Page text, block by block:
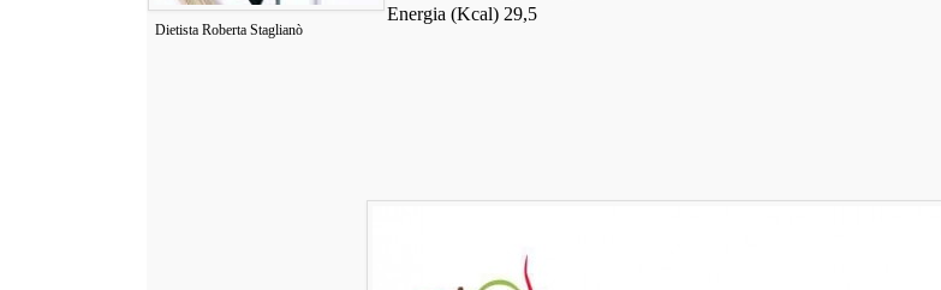
Dietista Roberta Staglianò
Energia (Kcal) 29,5